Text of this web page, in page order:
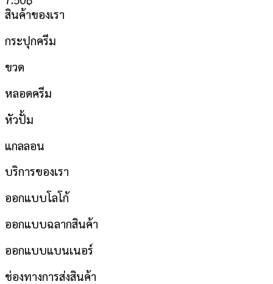
สินค้าของเรา
กระปุกครีม
ขวด
หลอดครีม
หัวปั้ม
แกลลอน
บริการของเรา
ออกแบบโลโก้
ออกแบบฉลากสินค้า
ออกแบบแบนเนอร์
ช่องทางการส่งสินค้า